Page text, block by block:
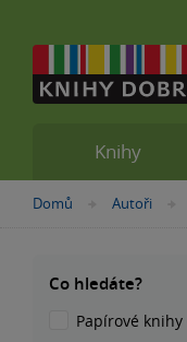
Nacházíte
Domů »Autoři
Co hledáte?
Papírové knihy
Knihy